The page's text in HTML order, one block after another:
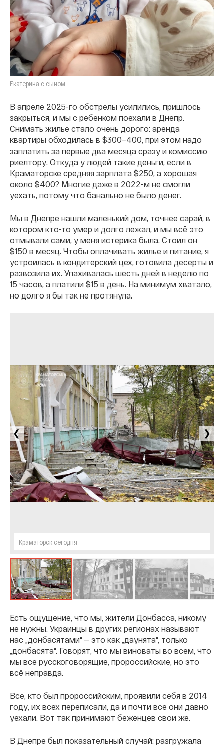
Екатерина с сыном
В апреле 2025-го обстрелы усилились, пришлось
закрыться, и мы с ребенком поехали в Днепр.
Снимать жилье стало очень дорого: аренда
квартиры обходилась в $300–400, при этом надо
заплатить за первые два месяца сразу и комиссию
риелтору. Откуда у людей такие деньги, если в
Краматорске средняя зарплата $250, а хорошая
около $400? Многие даже в 2022-м не смогли
уехать, потому что банально не было денег.
Мы в Днепре нашли маленький дом, точнее сарай, в
котором кто-то умер и долго лежал, и мы всë это
отмывали сами, у меня истерика была. Стоил он
$150 в месяц. Чтобы оплачивать жилье и питание, я
устроилась в кондитерский цех, готовила десерты и
развозила их. Упахивалась шесть дней в неделю по
15 часов, а платили $15 в день. На минимум хватало,
но долго я бы так не протянула.
❮
Краматорск сегодня
❯
Есть ощущение, что мы, жители Донбасса, никому
не нужны. Украинцы в других регионах называют
нас „донбасятами“ — это как „даунята“, только
„донбасята“. Говорят, что мы виноваты во всем, что
мы все русскоговорящие, пророссийские, но это
всë неправда.
Все, кто был пророссийским, проявили себя в 2014
году, их всех переписали, да и почти все они давно
уехали. Вот так принимают беженцев свои же.
В Днепре был показательный случай: разгружала